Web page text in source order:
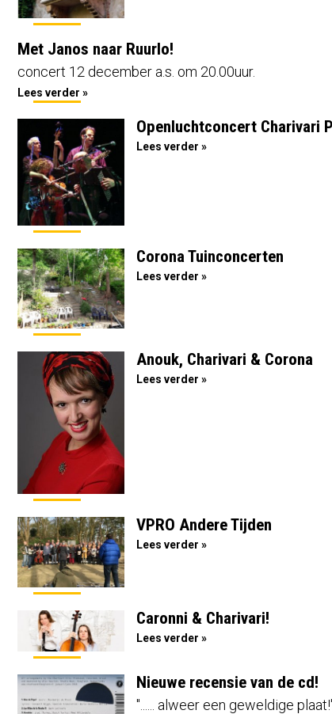
Met Janos naar Ruurlo!
concert 12 december a.s. om 20.00uur.
Lees verder »
Openluchtconcert Charivari
Lees verder »
Corona Tuinconcerten
Lees verder »
Anouk, Charivari & Corona
Lees verder »
VPRO Andere Tijden
Lees verder »
Caronni & Charivari!
Lees verder »
Nieuwe recensie van de cd!
"...... alweer een geweldige